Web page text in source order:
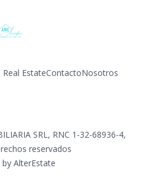
Real EstateContactoNosotros
SRL, RNC 1-32-68936-4,
reservados
by AlterEstate